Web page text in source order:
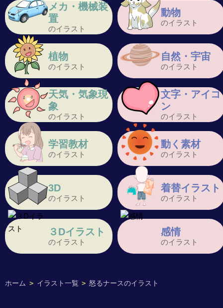
ホーム > イラスト一覧 > 怒るナースのイラスト
メカ・機械装
置
のイラスト
動物
のイラスト
植物
のイラスト
自然・宇宙
のイラスト
天気・気象現
象
のイラスト
文字・アイコ
ン
のイラスト
学習教材
のイラスト
動く素材
のイラスト
3D
のイラスト
着替イラスト
のイラスト
３Dイラスト
のイラスト
感情
のイラスト